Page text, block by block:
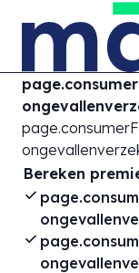
Bereken